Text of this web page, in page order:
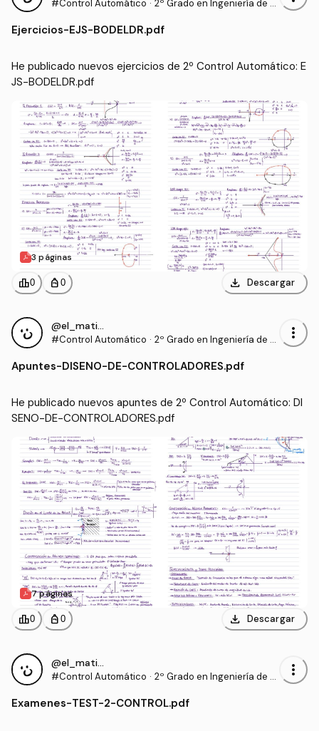
#Control Automático · 2º Grado en Ingeniería de T
NA)
Ejercicios-EJS-BODELDR.pdf
He publicado nuevos ejercicios de 2º Control Automático: E
JS-BODELDR.pdf
3 páginas
leaderboard0 personal_bag 0 download Descargar
@el_mati28
#Control Automático · 2º Grado en Ingeniería de T
NA)
more_vert
Apuntes-DISENO-DE-CONTROLADORES.pdf
He publicado nuevos apuntes de 2º Control Automático: DI
SENO-DE-CONTROLADORES.pdf
7 páginas
leaderboard0 personal_bag 0 download Descargar
@el_mati28
#Control Automático · 2º Grado en Ingeniería de T
NA)
more_vert
Examenes-TEST-2-CONTROL.pdf